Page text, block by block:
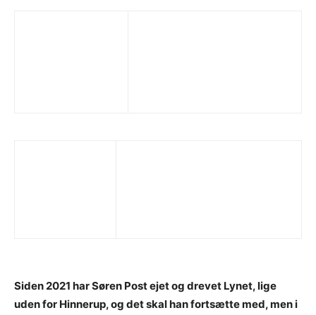
Siden 2021 har Søren Post ejet og drevet Lynet, lige
uden for Hinnerup, og det skal han fortsætte med, men i